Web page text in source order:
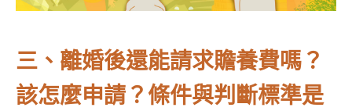
三、離婚後還能請求贍養費嗎？
該怎麼申請？條件與判斷標準是